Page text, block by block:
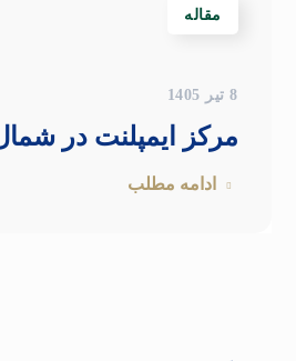
مقاله
8 تیر 1405
مرکز ایمپلنت در
ادامه مطلب